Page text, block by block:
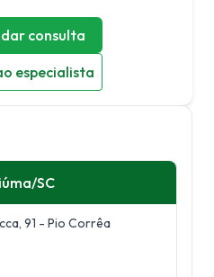
consulta
especialista
/SC
91 - Pio Corrêa